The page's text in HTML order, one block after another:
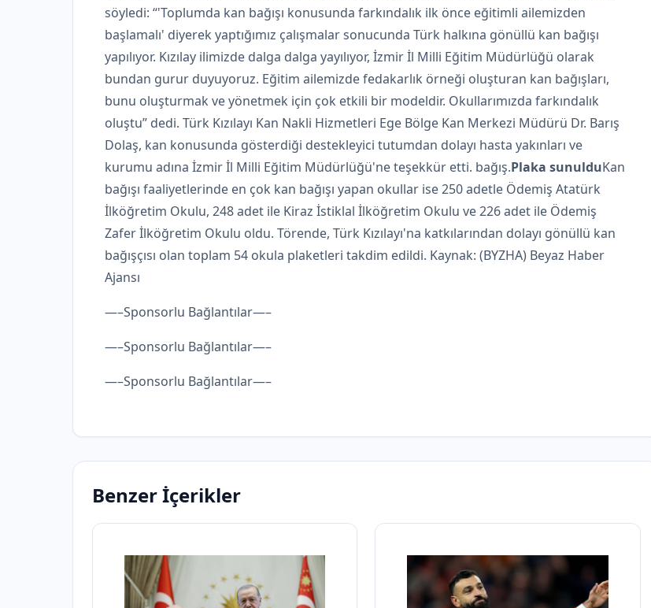
söyledi: “'Toplumda kan bağışı konusunda farkındalık ilk önce eğitimli ailemizden
başlamalı' diyerek yaptığımız çalışmalar sonucunda Türk halkına gönüllü kan bağışı
yapılıyor. Kızılay ilimizde dalga dalga yayılıyor, İzmir İl Milli Eğitim Müdürlüğü olarak
bundan gurur duyuyoruz. Eğitim ailemizde fedakarlık örneği oluşturan kan bağışları,
bunu oluşturmak ve yönetmek için çok etkili bir modeldir. Okullarımızda farkındalık
oluştu” dedi. Türk Kızılayı Kan Nakli Hizmetleri Ege Bölge Kan Merkezi Müdürü Dr. Barış
Dolaş, kan konusunda gösterdiği destekleyici tutumdan dolayı hasta yakınları ve
kurumu adına İzmir İl Milli Eğitim Müdürlüğü'ne teşekkür etti. bağış.Plaka sunulduKan
bağışı faaliyetlerinde en çok kan bağışı yapan okullar ise 250 adetle Ödemiş Atatürk
İlköğretim Okulu, 248 adet ile Kiraz İstiklal İlköğretim Okulu ve 226 adet ile Ödemiş
Zafer İlköğretim Okulu oldu. Törende, Türk Kızılayı'na katkılarından dolayı gönüllü kan
bağışçısı olan toplam 54 okula plaketleri takdim edildi. Kaynak: (BYZHA) Beyaz Haber
Ajansı
—–Sponsorlu Bağlantılar—–
—–Sponsorlu Bağlantılar—–
—–Sponsorlu Bağlantılar—–
Benzer İçerikler